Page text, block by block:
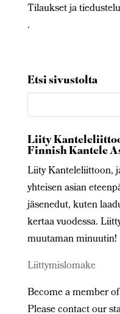
Tilaukset ja
.
Etsi sivustolta
Liity
Finnish Kantele
Liity Kanteleliittoon,
yhteisen asian
jäsenedut, kuten
kertaa vuodessa.
muutaman minuutin!
Liittymislomake
Become a member
Please contact our